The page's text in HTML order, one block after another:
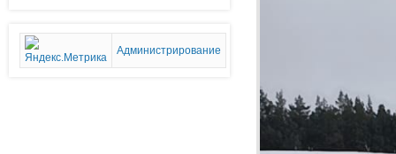
Администрирование